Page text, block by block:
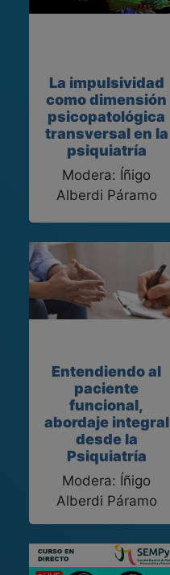
La impulsividad
como dimensión
psicopatológica
transversal en la
psiquiatría
Modera: Íñigo
Alberdi Páramo
Entendiendo al
paciente
funcional,
abordaje integral
desde la
Psiquiatría
Modera: Íñigo
Alberdi Páramo